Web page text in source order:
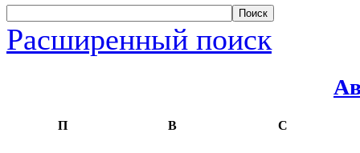
Расширенный поиск
П В С